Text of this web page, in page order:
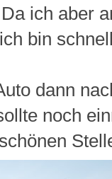
ich aber
bin
dann
noch